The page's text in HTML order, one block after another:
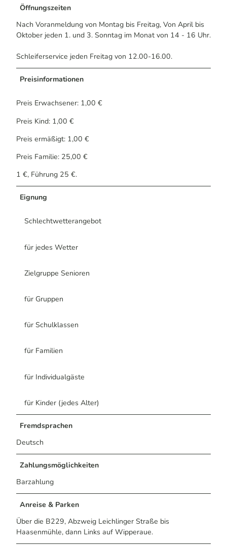
Öffnungszeiten
Nach Voranmeldung von Montag bis Freitag, Von April bis
Oktober jeden 1. und 3. Sonntag im Monat von 14 - 16 Uhr.
Schleiferservice jeden Freitag von 12.00-16.00.
Preisinformationen
Preis Erwachsener: 1,00 €
Preis Kind: 1,00 €
Preis ermäßigt: 1,00 €
Preis Familie: 25,00 €
1 €, Führung 25 €.
Eignung
Schlechtwetterangebot
für jedes Wetter
Zielgruppe Senioren
für Gruppen
für Schulklassen
für Familien
für Individualgäste
für Kinder (jedes Alter)
Fremdsprachen
Deutsch
Zahlungsmöglichkeiten
Barzahlung
Anreise & Parken
Über die B229, Abzweig Leichlinger Straße bis
Haasenmühle, dann Links auf Wipperaue.